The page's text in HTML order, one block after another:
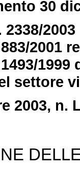
30
2338/
2001
settore
2003, n.